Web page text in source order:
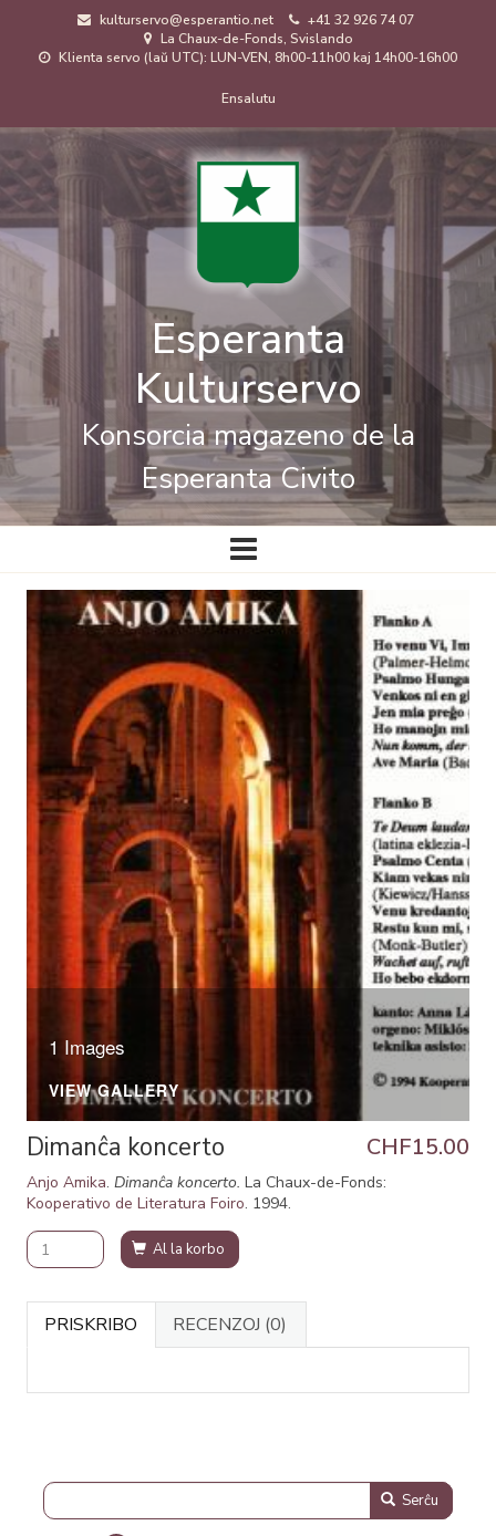
kulturservo@esperantio.net
+41 32 926 74 07
La Chaux-de-Fonds, Svislando
Klienta servo (laŭ UTC): LUN-VEN, 8h00-11h00 kaj 14h00-16h00
de
uzanto
Ensalutu
Esperanta
Kulturservo
Konsorcia magazeno de la
Esperanta Civito
Ĉefa
navigado
1 Images
VIEW GALLERY
Dimanĉa koncerto CHF15.00
Anjo Amika. Dimanĉa koncerto. La Chaux-de-Fonds:
Kooperativo de Literatura Foiro. 1994.
Al la korbo
PRISKRIBO RECENZOJ (0)
Serĉu